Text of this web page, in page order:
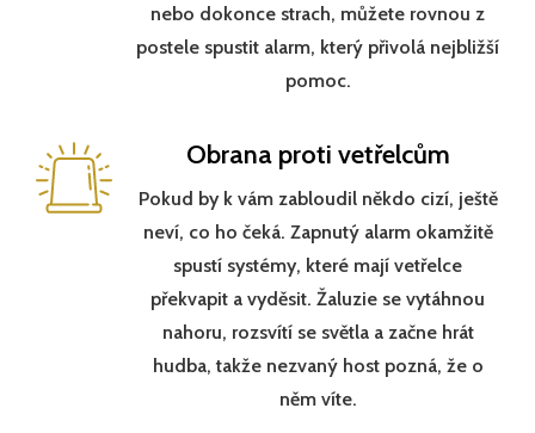
nebo dokonce strach, můžete rovnou z
postele spustit alarm, který přivolá nejbližší
pomoc.
Obrana proti vetřelcům
Pokud by k vám zabloudil někdo cizí, ještě
neví, co ho čeká. Zapnutý alarm okamžitě
spustí systémy, které mají vetřelce
překvapit a vyděsit. Žaluzie se vytáhnou
nahoru, rozsvítí se světla a začne hrát
hudba, takže nezvaný host pozná, že o
něm víte.